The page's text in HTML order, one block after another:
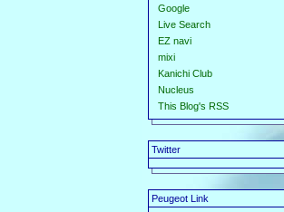
Google
Live Search
EZ navi
mixi
Kanichi Club
Nucleus
This Blog's RSS
Twitter
Peugeot Link